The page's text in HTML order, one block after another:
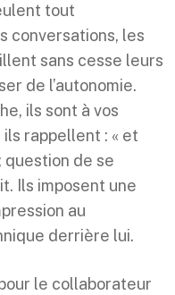
tout
conversations, les
sans cesse leurs
de l’autonomie.
ils sont à vos
rappellent : « et
question de se
Ils imposent une
au
derrière lui.
le collaborateur